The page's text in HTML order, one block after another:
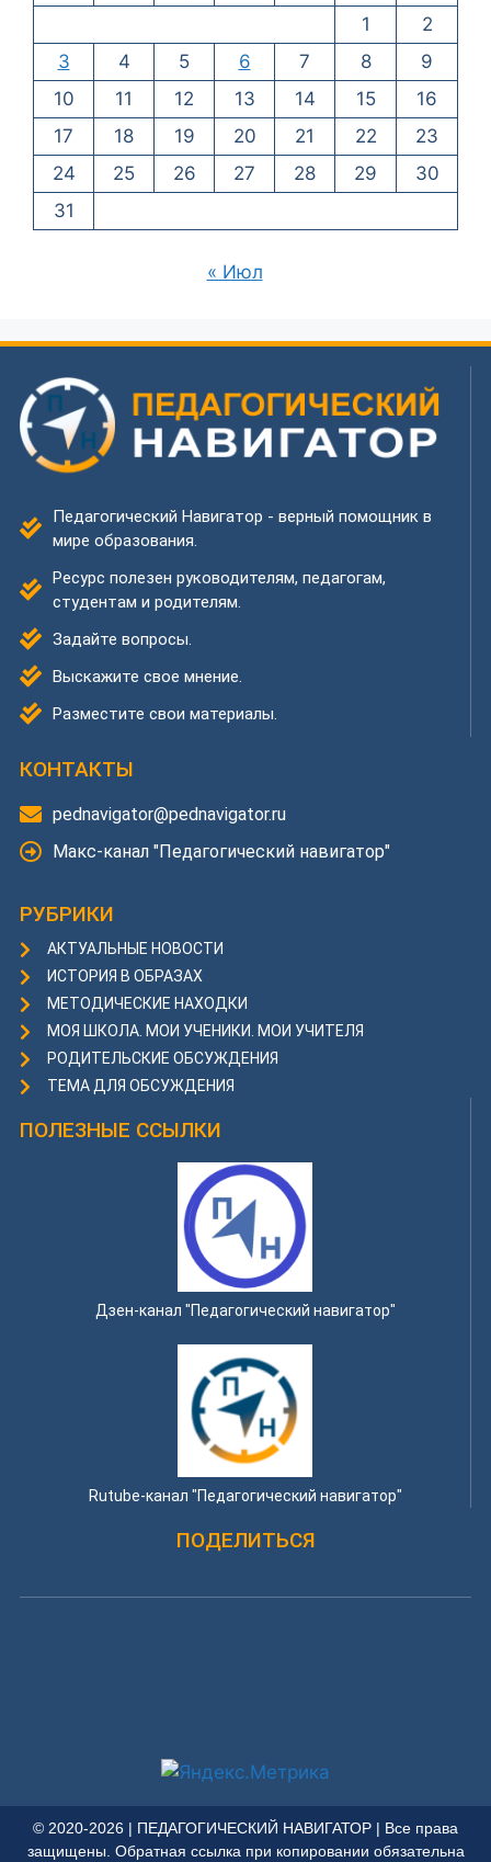
1
2
3
4 5 6 7 8
9
10
11 12 13 14 15
16
17
18 19 20 21 22
23
24
25 26 27 28 29
30
31
« Июл
Педагогический Навигатор - верный помощник в
мире образования.
Ресурс полезен руководителям, педагогам,
студентам и родителям.
Задайте вопросы.
Выскажите свое мнение.
Разместите свои материалы.
КОНТАКТЫ
pednavigator@pednavigator.ru
Макс-канал "Педагогический навигатор"
РУБРИКИ
АКТУАЛЬНЫЕ НОВОСТИ
ИСТОРИЯ В ОБРАЗАХ
МЕТОДИЧЕСКИЕ НАХОДКИ
МОЯ ШКОЛА. МОИ УЧЕНИКИ. МОИ УЧИТЕЛЯ
РОДИТЕЛЬСКИЕ ОБСУЖДЕНИЯ
ТЕМА ДЛЯ ОБСУЖДЕНИЯ
ПОЛЕЗНЫЕ ССЫЛКИ
Дзен-канал "Педагогический навигатор"
Rutube-канал "Педагогический навигатор"
ПОДЕЛИТЬСЯ
© 2020-2026 | ПЕДАГОГИЧЕСКИЙ НАВИГАТОР | Все права
защищены. Обратная ссылка при копировании обязательна